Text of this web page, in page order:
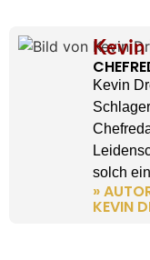
Kevin
Kevin
solch
»
KEVIN